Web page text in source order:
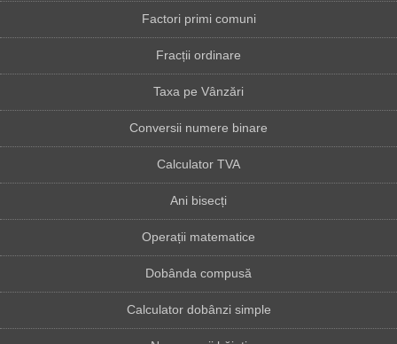
Factori primi comuni
Fracții ordinare
Taxa pe Vânzări
Conversii numere binare
Calculator TVA
Ani bisecți
Operații matematice
Dobânda compusă
Calculator dobânzi simple